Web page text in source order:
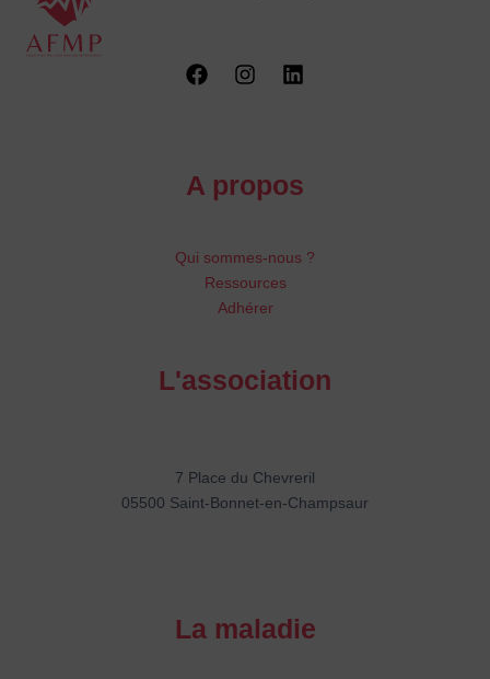
A propos
Qui sommes-nous ?
Ressources
Adhérer
L'association
7 Place du Chevreril
05500 Saint-Bonnet-en-Champsaur
La maladie